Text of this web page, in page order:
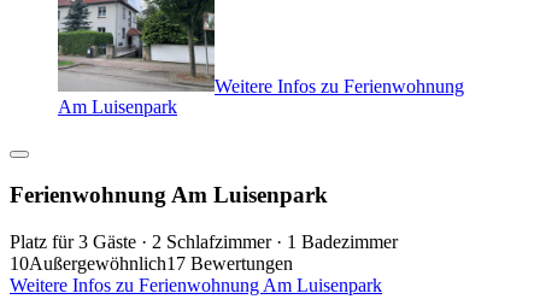
Weitere Infos zu Ferienwohnung
Am Luisenpark
Ferienwohnung Am Luisenpark
Platz für 3 Gäste · 2 Schlafzimmer · 1 Badezimmer
10Außergewöhnlich17 Bewertungen
Weitere Infos zu Ferienwohnung Am Luisenpark